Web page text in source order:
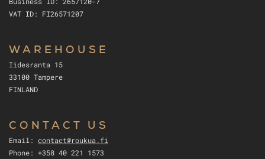
VAT ID: FI26571207
WAREHOUSE
Iidesranta 15
33100 Tampere
FINLAND
CONTACT US
Email: contact@roukua.fi
Phone: +358 40 221 1573